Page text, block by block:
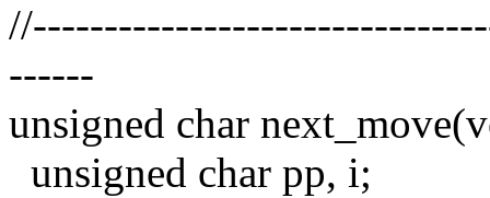
------
unsigned char
unsigned char pp, i;